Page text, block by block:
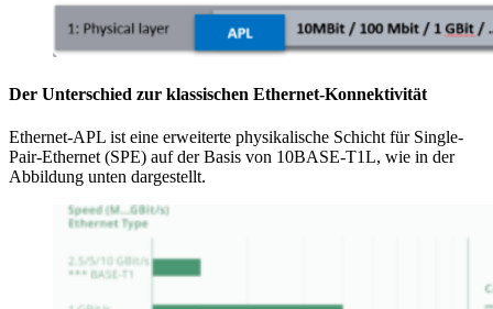
Der Unterschied zur klassischen Ethernet-Konnektivität
Ethernet-APL ist eine erweiterte physikalische Schicht für Single-
Pair-Ethernet (SPE) auf der Basis von 10BASE-T1L, wie in der
Abbildung unten dargestellt.